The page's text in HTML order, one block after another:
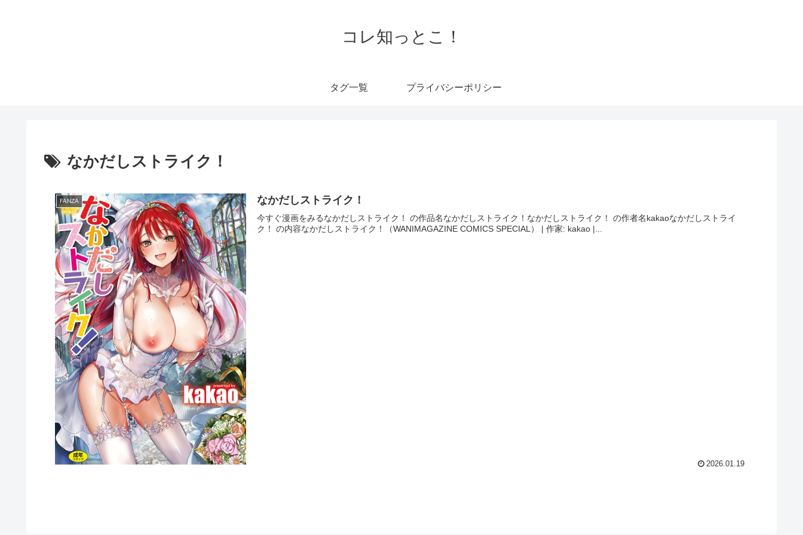
コレ知っとこ！
タグ一覧 プライバシーポリシー
なかだしストライク！
FANZA なかだしストライク！
今すぐ漫画をみるなかだしストライク！ の作品名なかだしストライク！なかだしストライク！ の作者名kakaoなかだしストライ
ク！ の内容なかだしストライク！（WANIMAGAZINE COMICS SPECIAL） | 作家: kakao |...
2026.01.19